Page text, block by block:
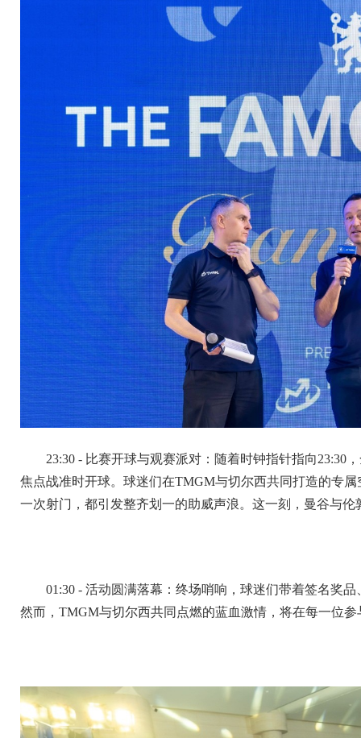
23:30 - 比赛开球与观赛派对：随着时钟指针指向23:30
焦点战准时开球。球迷们在TMGM与切尔西共同打造的专
一次射门，都引发整齐划一的助威声浪。这一刻，曼谷与伦
01:30 - 活动圆满落幕：终场哨响，球迷们带着签名奖
然而，TMGM与切尔西共同点燃的蓝血激情，将在每一位